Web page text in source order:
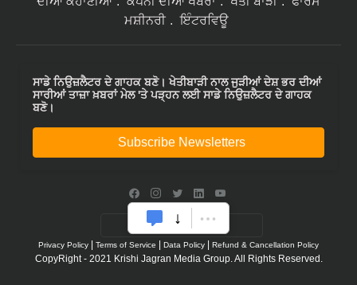
ਮਸ਼ੀਨਰੀ
ਇੰਟਰਵਿਊ
ਸਾਡੇ ਨਿਉਜ਼ਲੈਟਰ ਦੇ ਗਾਹਕ ਬਣੋ। ਖੇਤੀਬਾੜੀ ਨਾਲ ਜੁੜੀਆਂ ਦੇਸ਼ ਭਰ ਦੀਆਂ
ਸਾਰੀਆਂ ਤਾਜ਼ਾ ਖ਼ਬਰਾਂ ਮੇਲ 'ਤੇ ਪੜ੍ਹਨ ਲਈ ਸਾਡੇ ਨਿਉਜ਼ਲੈਟਰ ਦੇ ਗਾਹਕ
ਬਣੋ।
Subscribe Newsletters
Privacy Policy Terms of Service Data Policy Refund & Cancellation Policy
CopyRight - 2021 Krishi Jagran Media Group. All Rights Reserved.